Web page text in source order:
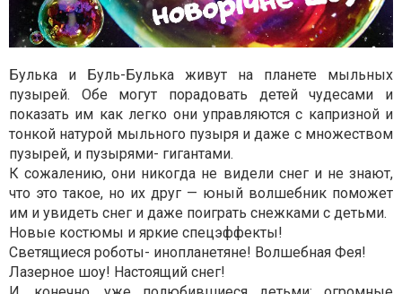
Булька и Буль-Булька живут на планете мыльных
пузырей. Обе могут порадовать детей чудесами и
показать им как легко они управляются с капризной и
тонкой натурой мыльного пузыря и даже с множеством
пузырей, и пузырями- гигантами.
К сожалению, они никогда не видели снег и не знают,
что это такое, но их друг — юный волшебник поможет
им и увидеть снег и даже поиграть снежками с детьми.
Новые костюмы и яркие спецэффекты!
Светящиеся роботы- инопланетяне! Волшебная Фея!
Лазерное шоу! Настоящий снег!